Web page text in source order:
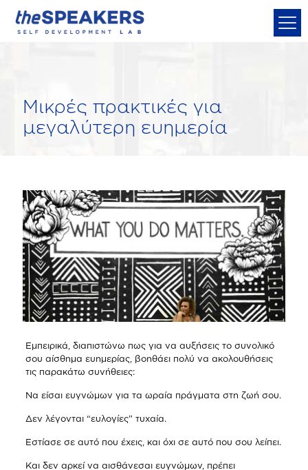
Μικρές πρακτικές για
μεγαλύτερη ευημερία
Εμπειρικά, διαπιστώνω πως για να αυξήσεις το συνολικό
σου αίσθημα ευημερίας, βοηθάει πολύ να ακολουθήσεις
τις παρακάτω συνήθειες:
Να είσαι ευγνώμων για τα ωραία πράγματα στη ζωή σου.
Δεν λέγονται “ευλογίες” τυχαία.
Εστίασε σε αυτό που έχεις, και όχι σε αυτό που σου λείπει.
Και δεν αρκεί να αισθάνεσαι ευγνώμων, πρέπει